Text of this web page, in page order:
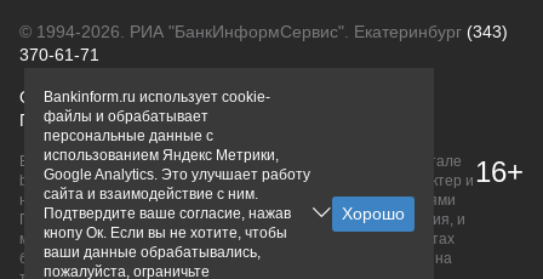
© 1994-2026. РИА "БанкИнформСервис". Екатеринбург (343)
370-61-71
О проектеПолитика конфиденциальности
Правовая информацияДля рекламодателей
Вся информация о продуктах банков, размещенная на портале
bankinform.ru, носит исключительно ознакомительный характер и
не является публичной офертой, определяемой положениями
ГК РФ. Информация не содержит точного и полного описания, и
может быть изменена. Конечные условия уточняйте на сайтах
банков или при личном обращении. Исключительное право на
16+
Bankinform.ru использует cookie-
файлы и обрабатывает
персональные данные с
использованием Яндекс Метрики,
Google Analytics. Это улучшает работу
сайта и взаимодействие с ним.
Подтвердите ваше согласие, нажав
кнопу Ок. Если вы не хотите, чтобы
ваши данные обрабатывались,
пожалуйста, ограничьте